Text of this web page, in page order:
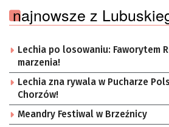
najnowsze z
Lechia po losowaniu: Faworytem
marzenia!
Lechia zna rywala w Pucharze
Chorzów!
Meandry Festiwal w Brzeźnicy